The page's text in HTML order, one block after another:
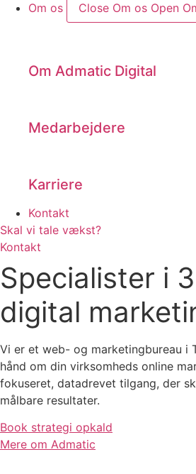
Om os
Close Om os Open
Om Admatic Digital
Medarbejdere
Karriere
Kontakt
Skal vi tale vækst?
Kontakt
Specialister i
digital
Vi er et web- og marketingbureau i
hånd om din virksomheds online
fokuseret, datadrevet tilgang, der
målbare resultater.
Book strategi opkald
Mere om Admatic